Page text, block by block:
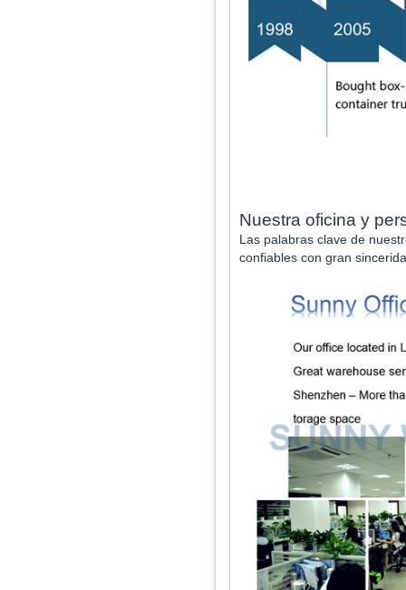
Nuestra oficina y
Las palabras clave de
confiables con gran